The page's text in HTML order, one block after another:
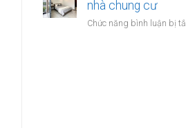
nhà chung cư
Chức năng bình luận bị